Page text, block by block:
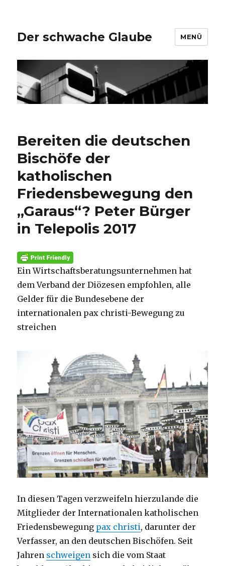
Der schwache Glaube MENÜ
Bereiten die deutschen
Bischöfe der
katholischen
Friedensbewegung den
„Garaus“? Peter Bürger
in Telepolis 2017
Ein Wirtschaftsberatungsunternehmen hat
dem Verband der Diözesen empfohlen, alle
Gelder für die Bundesebene der
internationalen pax christi-Bewegung zu
streichen
In diesen Tagen verzweifeln hierzulande die
Mitglieder der Internationalen katholischen
Friedensbewegung pax christi, darunter der
Verfasser, an den deutschen Bischöfen. Seit
Jahren schweigen sich die vom Staat